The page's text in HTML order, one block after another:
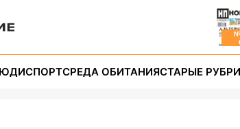
СПОРТСРЕДА ОБИТАНИЯСТАРЫЕ